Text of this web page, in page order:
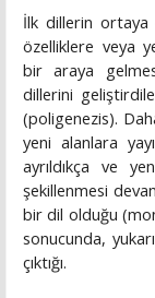
İlk dillerin ortaya
özelliklere veya
bir araya
dillerini
(poligenezis).
yeni alanlara
ayrıldıkça ve
şekillenmesi
bir dil olduğu
sonucunda,
çıktığı.